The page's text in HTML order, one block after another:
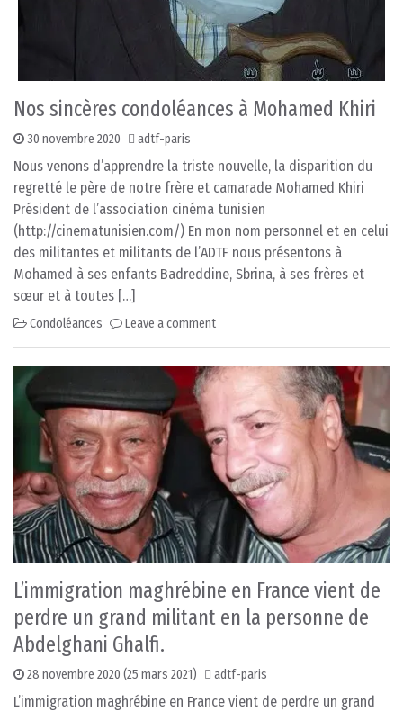
Nos sincères condoléances à Mohamed Khiri
30 novembre 2020 adtf-paris
Nous venons d’apprendre la triste nouvelle, la disparition du
regretté le père de notre frère et camarade Mohamed Khiri
Président de l’association cinéma tunisien
(http://cinematunisien.com/) En mon nom personnel et en celui
des militantes et militants de l’ADTF nous présentons à
Mohamed à ses enfants Badreddine, Sbrina, à ses frères et
sœur et à toutes […]
Condoléances Leave a comment
L’immigration maghrébine en France vient de
perdre un grand militant en la personne de
Abdelghani Ghalfi.
28 novembre 2020 (25 mars 2021) adtf-paris
L’immigration maghrébine en France vient de perdre un grand